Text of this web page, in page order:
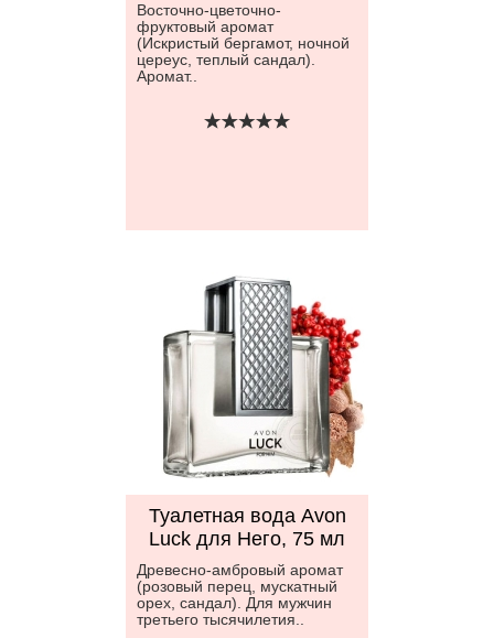
Восточно-цветочно-
фруктовый аромат
(Искристый бергамот, ночной
цереус, теплый сандал).
Аромат..
Туалетная вода Avon
Luck для Него, 75 мл
Древесно-амбровый аромат
(розовый перец, мускатный
орех, сандал). Для мужчин
третьего тысячилетия..